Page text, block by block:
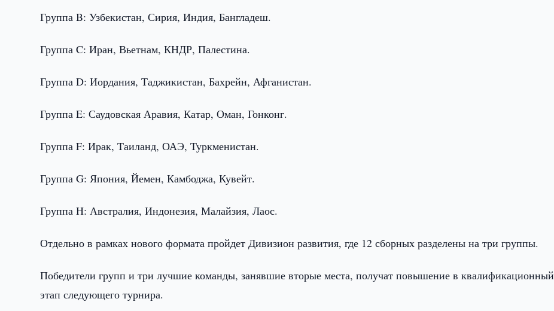
Группа B: Узбекистан, Сирия, Индия, Бангладеш.
Группа C: Иран, Вьетнам, КНДР, Палестина.
Группа D: Иордания, Таджикистан, Бахрейн, Афганистан.
Группа E: Саудовская Аравия, Катар, Оман, Гонконг.
Группа F: Ирак, Таиланд, ОАЭ, Туркменистан.
Группа G: Япония, Йемен, Камбоджа, Кувейт.
Группа H: Австралия, Индонезия, Малайзия, Лаос.
Отдельно в рамках нового формата пройдет Дивизион развития, где 12 сборных разделены на три группы.
Победители групп и три лучшие команды, занявшие вторые места, получат повышение в квалификационный
этап следующего турнира.